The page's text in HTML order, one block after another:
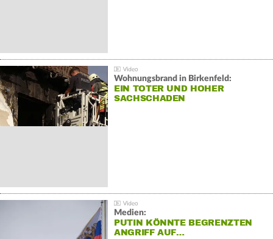
Wohnungsbrand in Birkenfeld:
EIN TOTER UND HOHER
SACHSCHADEN
Medien:
PUTIN KÖNNTE BEGRENZTEN
ANGRIFF AUF…